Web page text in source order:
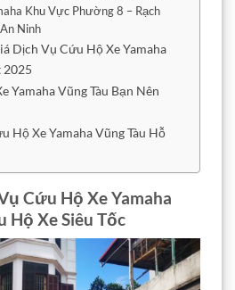
Khu Vực Phường 8 – Rạch
Ninh
Dịch Vụ Cứu Hộ Xe Yamaha
2025
Yamaha Vũng Tàu Bạn Nên
Hộ Xe Yamaha Vũng Tàu Hỗ
Cứu Hộ Xe Yamaha
Hộ Xe Siêu Tốc